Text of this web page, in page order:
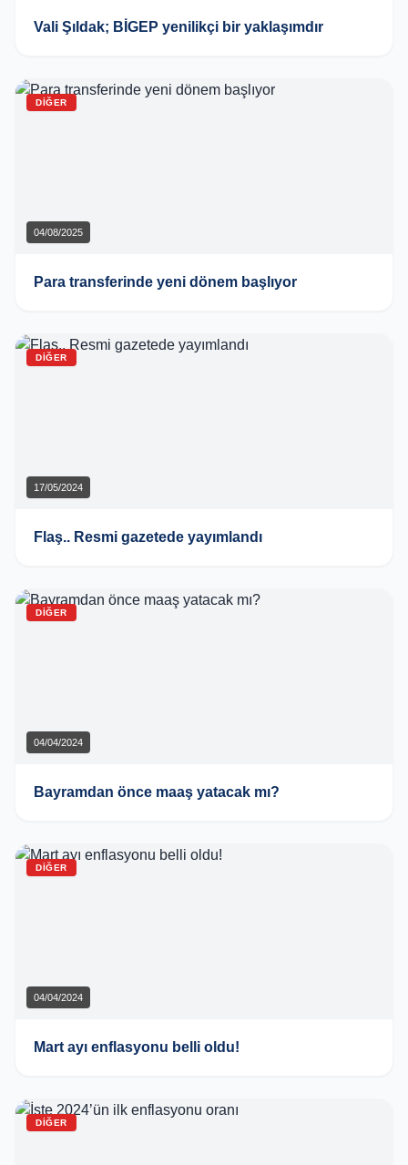
Vali Şıldak; BİGEP yenilikçi bir yaklaşımdır
DIĞER
04/08/2025
Para transferinde yeni dönem başlıyor
DIĞER
17/05/2024
Flaş.. Resmi gazetede yayımlandı
DIĞER
04/04/2024
Bayramdan önce maaş yatacak mı?
DIĞER
04/04/2024
Mart ayı enflasyonu belli oldu!
DIĞER